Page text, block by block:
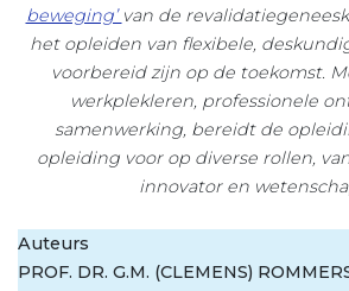
beweging’ van de
het opleiden van flexibele,
voorbereid zijn op de toekomst.
werkplekleren, professionele
samenwerking, bereidt de
opleiding voor op diverse rollen,
innovator en
Auteurs
PROF. DR. G.M. (CLEMENS)